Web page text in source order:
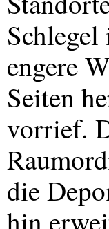
engere
Seiten
vorrief.
die
hin